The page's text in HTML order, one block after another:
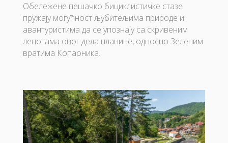
Обележене пешачко бициклистичке стазе
пружају могућност љубитељима природе и
авантуристима да се упознају са скривеним
лепотама овог дела планине, односно Зеленим
вратима Копаоника.